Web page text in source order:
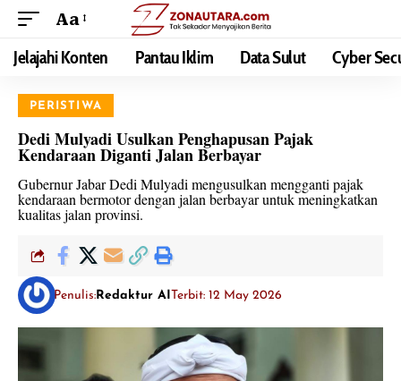
Aa
Jelajahi Konten Pantau Iklim Data Sulut Cyber
PERISTIWA
Dedi Mulyadi Usulkan Penghapusan Pajak
Kendaraan Diganti Jalan Berbayar
Gubernur Jabar Dedi Mulyadi mengusulkan mengganti pajak
kendaraan bermotor dengan jalan berbayar untuk meningkatkan
kualitas jalan provinsi.
Penulis: Redaktur AITerbit: 12 May 2026